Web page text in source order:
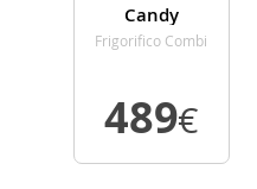
Candy
CNBQT3518E
Frigorifico Combi
Ancho 54 Cm
489€